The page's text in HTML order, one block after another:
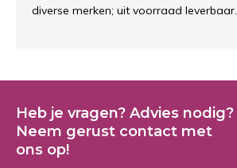
diverse merken; uit voorraad leverbaar.
Heb je vragen? Advies nodig?
Neem gerust contact met
ons op!